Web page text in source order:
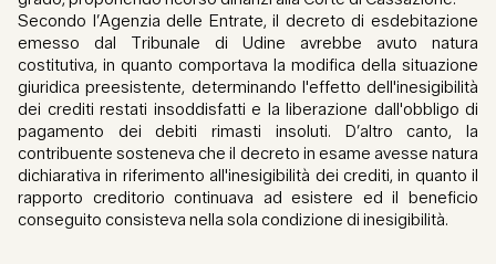
Secondo l’Agenzia delle Entrate, il decreto di esdebitazione
emesso dal Tribunale di Udine avrebbe avuto natura
costitutiva, in quanto comportava la modifica della situazione
giuridica preesistente, determinando l'effetto dell'inesigibilità
dei crediti restati insoddisfatti e la liberazione dall'obbligo di
pagamento dei debiti rimasti insoluti. D’altro canto, la
contribuente sosteneva che il decreto in esame avesse natura
dichiarativa in riferimento all'inesigibilità dei crediti, in quanto il
rapporto creditorio continuava ad esistere ed il beneficio
conseguito consisteva nella sola condizione di inesigibilità.